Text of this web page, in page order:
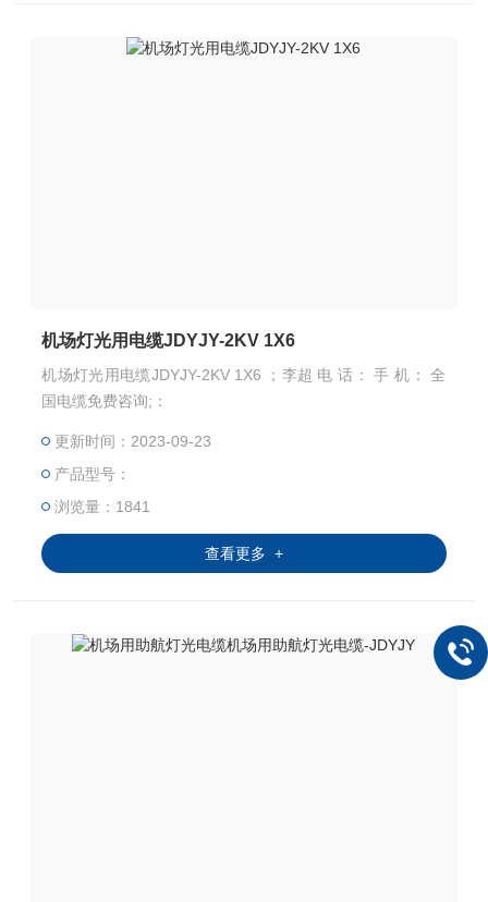
机场灯光用电缆JDYJY-2KV 1X6
机场灯光用电缆JDYJY-2KV 1X6 ；李超 电 话： 手 机： 全
国电缆免费咨询;：
更新时间：2023-09-23
产品型号：
浏览量：1841
查看更多 +